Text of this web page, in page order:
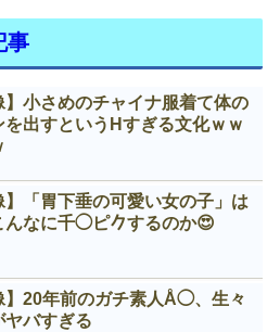
事
】小さめのチャイナ服着て体の
を出すというНすぎる文化ｗｗ
】「胃下垂の可愛い女の子」は
んなに千◯ピ𠂊するのか😍
】20年前のガチ素人Å◯、生々
ヤバすぎる